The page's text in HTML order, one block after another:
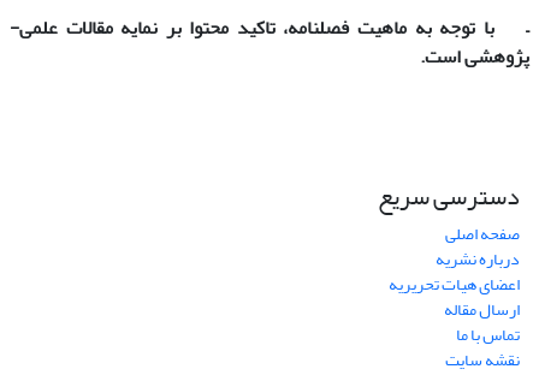
– با توجه به ماهیت فصلنامه، تاکید محتوا بر نمایه مقالات علمی-
پژوهشی است.
دسترسی سریع
صفحه اصلی
درباره نشریه
اعضای هیات تحریریه
ارسال مقاله
تماس با ما
نقشه سایت